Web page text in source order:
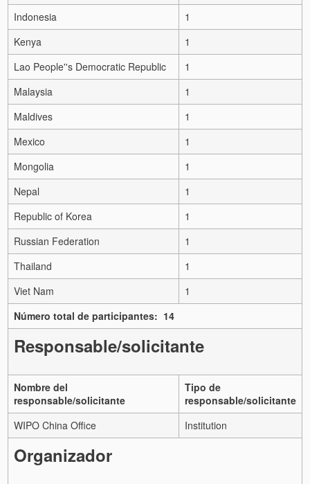
Indonesia
1
Kenya
1
Lao People''s Democratic Republic
1
Malaysia
1
Maldives
1
Mexico
1
Mongolia
1
Nepal
1
Republic of Korea
1
Russian Federation
1
Thailand
1
Viet Nam
1
Número total de participantes: 14
Responsable/solicitante
Nombre del
responsable/solicitante
Tipo de
responsable/solicitante
WIPO China Office
Institution
Organizador